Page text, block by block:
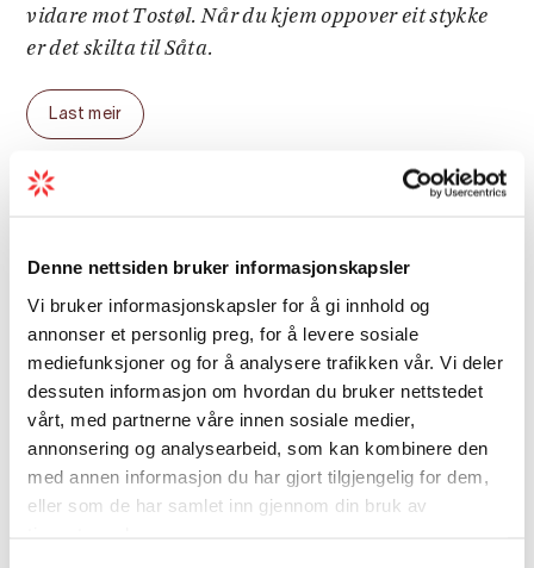
Denne nettsiden bruker informasjonskapsler
Vi bruker informasjonskapsler for å gi innhold og
annonser et personlig preg, for å levere sosiale
mediefunksjoner og for å analysere trafikken vår. Vi deler
dessuten informasjon om hvordan du bruker nettstedet
vårt, med partnerne våre innen sosiale medier,
annonsering og analysearbeid, som kan kombinere den
med annen informasjon du har gjort tilgjengelig for dem,
eller som de har samlet inn gjennom din bruk av
vidare mot Tostøl. Når du kjem oppover eit stykke
er det skilta til Såta.
Parkering
: Langaskarv, sjå info under
Langaskarv
Lengde : 3,8 km
Total gangtid: 2 t
Sesong: mai - oktober/november. Du kan også
gå turen på ski om vinteren, men då vert
turen noko meir krevjande og lengre fordi
Last meir
Gradering
Sesong
Varighet